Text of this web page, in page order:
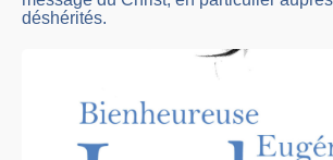
déshérités.